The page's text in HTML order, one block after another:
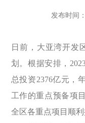
发布时间
日前，大亚湾开发
划。根据安排，
总投资2376亿元，
工作的重点预备项
全区各重点项目顺利